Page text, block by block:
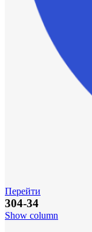
Перейти
304-34
Show column